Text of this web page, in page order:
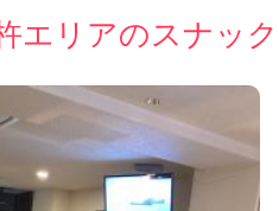
エリアのスナック